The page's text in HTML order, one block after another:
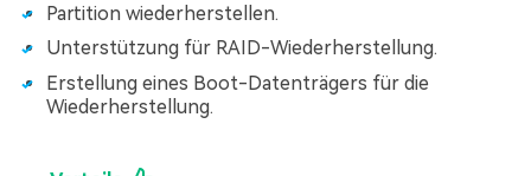
Partition wiederherstellen.
Unterstützung für RAID-Wiederherstellung.
Erstellung eines Boot-Datenträgers für die
Wiederherstellung.